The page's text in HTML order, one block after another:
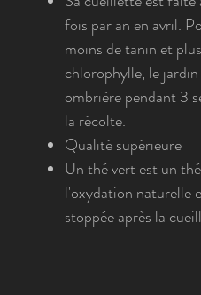
fois par an en avril.
moins de tanin et
chlorophylle, le
ombrière pendant 3
la récolte.
Qualité supérieure
Un thé vert est un
l'oxydation naturelle
stoppée après la